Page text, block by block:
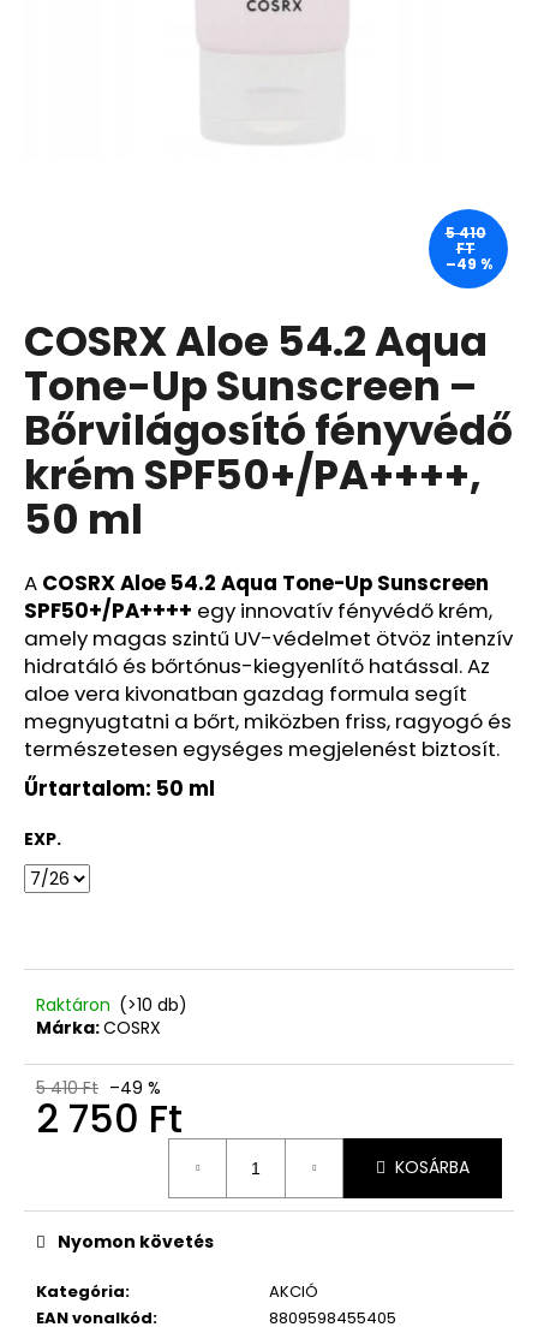
COSRX Aloe 54.2 Aqua
Tone-Up Sunscreen –
Bőrvilágosító fényvédő
krém SPF50+/PA++++,
50 ml
A COSRX Aloe 54.2 Aqua Tone-Up Sunscreen
SPF50+/PA++++ egy innovatív fényvédő krém,
amely magas szintű UV-védelmet ötvöz intenzív
hidratáló és bőrtónus-kiegyenlítő hatással. Az
aloe vera kivonatban gazdag formula segít
megnyugtatni a bőrt, miközben friss, ragyogó és
természetesen egységes megjelenést biztosít.
Űrtartalom: 50 ml
EXP.
Raktáron (>10 db)
Márka:COSRX
5 410 Ft –49 %
2 750 Ft
KOSÁRBA
Kategória:
AKCIÓ
EAN vonalkód: 8809598455405
Nyomon követés
5 410
FT
–49 %
GOPRO
ÚJRATÖLTHETŐ
AKKUMULÁTOR
ENDURO
8
400
Ft
Korábbi:
11
760
Ft